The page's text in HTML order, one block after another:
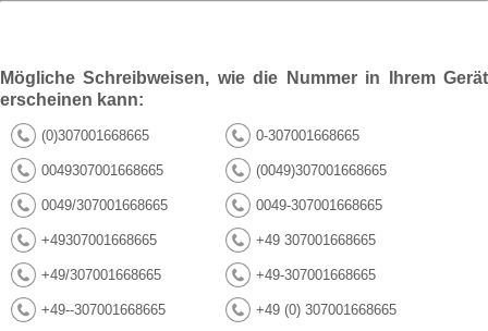
Mögliche Schreibweisen, wie die Nummer in Ihrem Gerät
erscheinen kann:
(0)307001668665 0-307001668665
0049307001668665 (0049)307001668665
0049/307001668665 0049-307001668665
+49307001668665 +49 307001668665
+49/307001668665 +49-307001668665
+49--307001668665 +49 (0) 307001668665